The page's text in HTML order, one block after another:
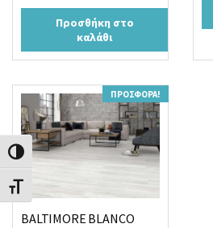
Εναλλαγή Υψηλής Αντίθεσης
Εναλλαγή Μεγέθους Γραμμάτων
price
was:
19,90 €.
τρέχουσα
τιμή
είναι:
Προσθήκη στο
καλάθι
ΠΡΟΣΦΟΡΆ!
BALTIMORE BLANCO